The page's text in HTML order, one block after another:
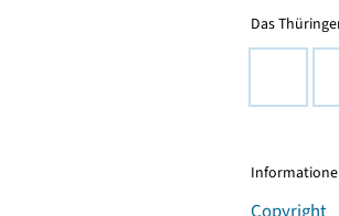
Das
Copyright